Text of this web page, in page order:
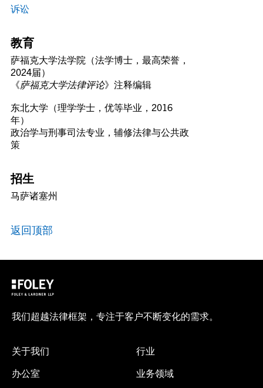
诉讼
教育
萨福克大学法学院（法学博士，最高荣誉，
2024届）
《萨福克大学法律评论》注释编辑
东北大学（理学学士，优等毕业，2016
年）
政治学与刑事司法专业，辅修法律与公共政
策
招生
马萨诸塞州
返回顶部
我们超越法律框架，专注于客户不断变化的需求。
关于我们
办公室
行业
业务领域